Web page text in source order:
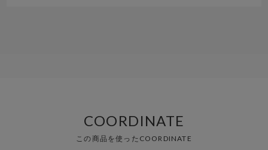
COORDINATE
この商品を使ったCOORDINATE